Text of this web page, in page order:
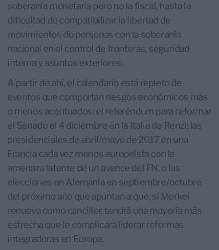
soberanía monetaria pero no la fiscal, hasta la
dificultad de compatibilizar la libertad de
movimientos de personas con la soberanía
nacional en el control de fronteras, seguridad
interna y asuntos exteriores.
A partir de ahí, el calendario está repleto de
eventos que comportan riesgos económicos más
o menos acentuados: el referéndum para reformar
el Senado el 4 diciembre en la Italia de Renzi; las
presidenciales de abril/mayo de 2017 en una
Francia cada vez menos europeísta con la
amenaza latente de un avance del FN, o las
elecciones en Alemania en septiembre/octubre
del próximo año que apuntan a que, si Merkel
renueva como canciller, tendrá una mayoría más
estrecha que le complicará liderar reformas
integradoras en Europa.